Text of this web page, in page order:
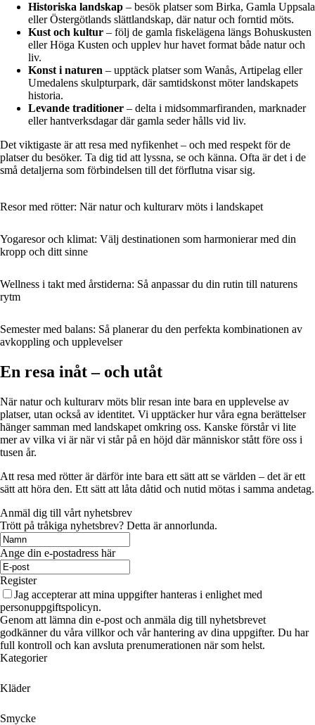
Historiska landskap – besök platser som Birka, Gamla Uppsala
eller Östergötlands slättlandskap, där natur och forntid möts.
Kust och kultur – följ de gamla fiskelägena längs Bohuskusten
eller Höga Kusten och upplev hur havet format både natur och
liv.
Konst i naturen – upptäck platser som Wanås, Artipelag eller
Umedalens skulpturpark, där samtidskonst möter landskapets
historia.
Levande traditioner – delta i midsommarfiranden, marknader
eller hantverksdagar där gamla seder hålls vid liv.
Det viktigaste är att resa med nyfikenhet – och med respekt för de
platser du besöker. Ta dig tid att lyssna, se och känna. Ofta är det i de
små detaljerna som förbindelsen till det förflutna visar sig.
Resor med rötter: När natur och kulturarv möts i landskapet
Yogaresor och klimat: Välj destinationen som harmonierar med din
kropp och ditt sinne
Wellness i takt med årstiderna: Så anpassar du din rutin till naturens
rytm
Semester med balans: Så planerar du den perfekta kombinationen av
avkoppling och upplevelser
En resa inåt – och utåt
När natur och kulturarv möts blir resan inte bara en upplevelse av
platser, utan också av identitet. Vi upptäcker hur våra egna berättelser
hänger samman med landskapet omkring oss. Kanske förstår vi lite
mer av vilka vi är när vi står på en höjd där människor stått före oss i
tusen år.
Att resa med rötter är därför inte bara ett sätt att se världen – det är ett
sätt att höra den. Ett sätt att låta dåtid och nutid mötas i samma andetag.
Anmäl dig till vårt nyhetsbrev
Trött på tråkiga nyhetsbrev? Detta är annorlunda.
Ange din e-postadress här
Register
Jag accepterar att mina uppgifter hanteras i enlighet med
personuppgiftspolicyn.
Genom att lämna din e-post och anmäla dig till nyhetsbrevet
godkänner du våra villkor och vår hantering av dina uppgifter. Du har
full kontroll och kan avsluta prenumerationen när som helst.
Kategorier
Kläder
Smycke